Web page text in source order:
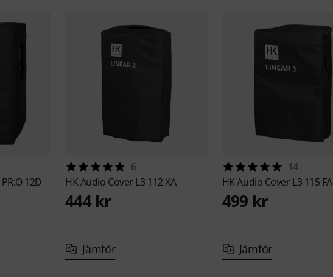
12D
6
HK Audio Cover L3 112 XA
444 kr
Jämför
14
HK Audio Cover L3 115 FA
499 kr
Jämför